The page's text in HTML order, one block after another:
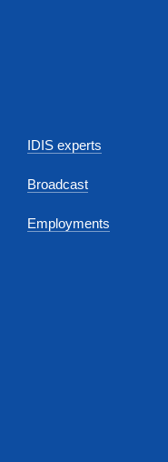
IDIS experts
Broadcast
Employments